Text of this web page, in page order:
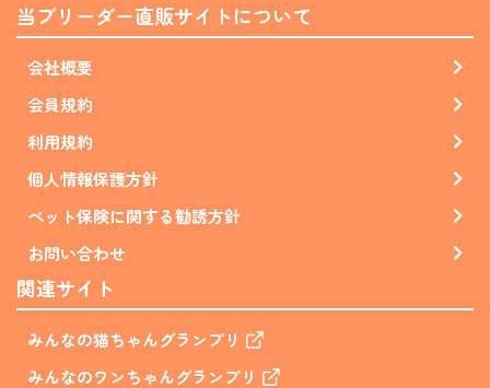
当ブリーダー直販サイトについて
会社概要
会員規約
利用規約
個人情報保護方針
ペット保険に関する勧誘方針
お問い合わせ
関連サイト
みんなの猫ちゃんグランプリ
みんなのワンちゃんグランプリ